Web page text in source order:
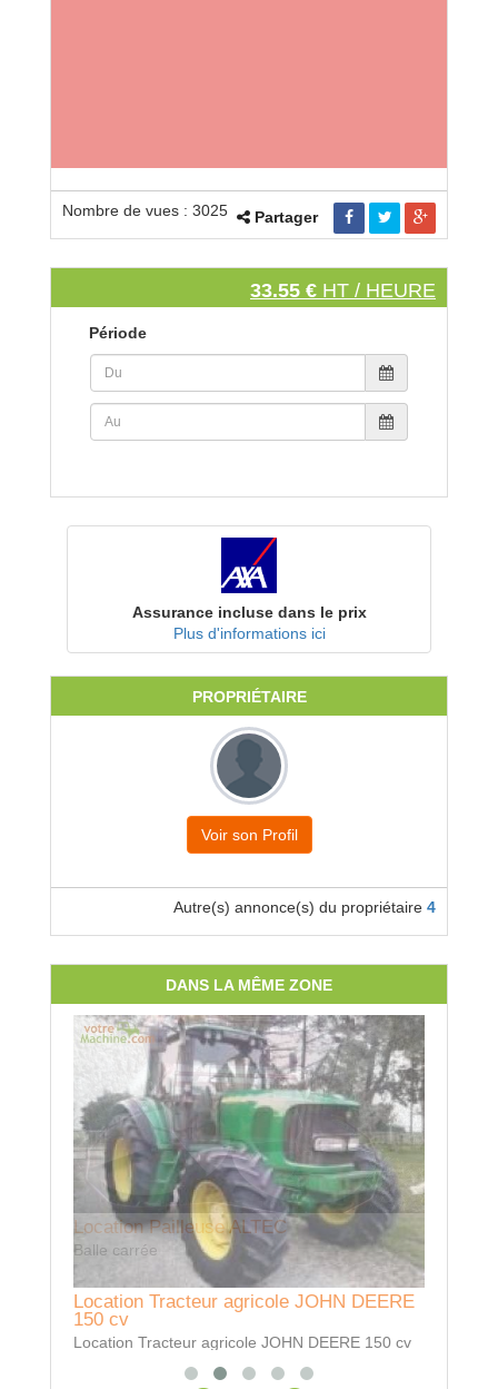
Nombre de vues : 3025 Partager
33.55 € HT / HEURE
Période
Assurance incluse dans le prix
Plus d'informations ici
PROPRIÉTAIRE
Voir son Profil
Autre(s) annonce(s) du propriétaire 4
DANS LA MÊME ZONE
Location Tracteur agricole JOHN DEERE
150 cv
Location Tracteur agricole JOHN DEERE 150 cv
Location Pailleuse ALTEC
Balle carrée